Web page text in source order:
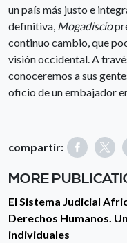
un país más justo e
definitiva, Mogadiscio
continuo cambio, que
visión occidental. A
conoceremos a sus
oficio de un embajador
compartir:
MORE
El Sistema Judicial
Derechos Humanos.
individuales